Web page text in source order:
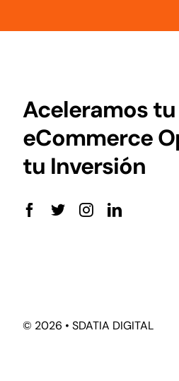
Aceleramos tu
eCommerce
tu Inversión
© 2026 • SDATIA DIGITAL